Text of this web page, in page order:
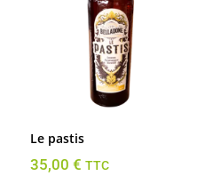
Le pastis
35,00 € TTC